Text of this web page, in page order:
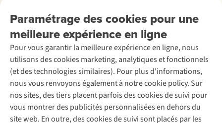
Paramétrage des cookies pour une
meilleure expérience en ligne
Pour vous garantir la meilleure expérience en ligne, nous
utilisons des cookies marketing, analytiques et fonctionnels
(et des technologies similaires). Pour plus d'informations,
nous vous renvoyons également à notre cookie policy. Sur
nos sites, des tiers placent parfois des cookies de suivi pour
vous montrer des publicités personnalisées en dehors du
site web. En outre, des cookies de suivi sont placés par les
Retourner
Rétractation d'une commande
Entretien & réparations
Garantie
Contactez-nous
Entreprise responsable
À propos d’Ayacucho
Nos magasins
À propos d’A.S.Adventure
Déclaration d'accessibilité
Location / Location sports d’hiver
Seconde-main
Entretien de ski
Service de lavage
Entretien de chaussures
Réparation de chaussures
Réparation de vêtements
Retouches
Découvrez
A.S.Magazine
Explore Camp
Expertise & conseils
Abonnez-vous à la newsletter